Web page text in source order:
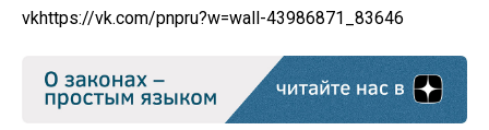
vkhttps://vk.com/pnpru?w=wall-43986871_83646